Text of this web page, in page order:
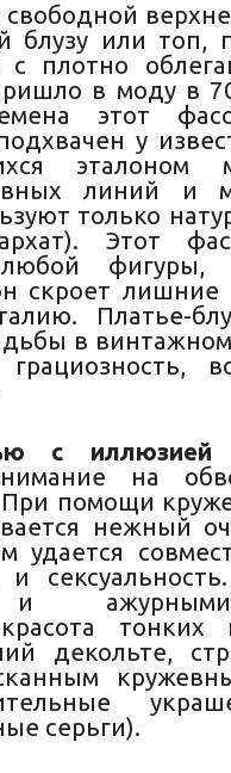
свободной
блузу или топ,
с плотно
в моду в
этот
у
линий и
только
Этот
фигуры,
скроет
Платье-
в
с иллюзией
на
При помощи
нежный
удается
и
и
красота
декольте,
серьги).